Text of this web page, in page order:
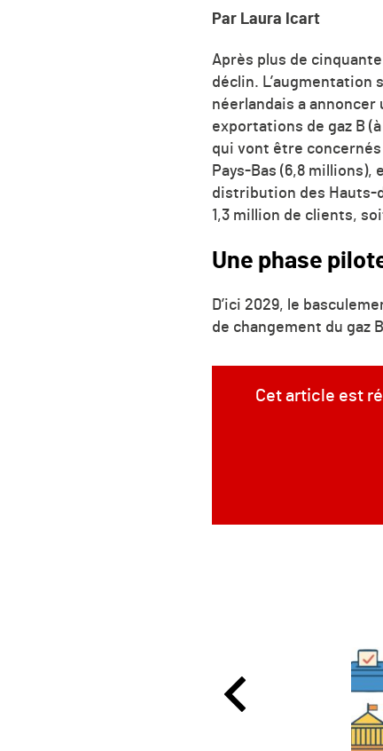
Par Laura Icart
Après plus de
déclin.
néerlandais a
exportations de gaz B
qui vont être concernés
Pays-Bas (6,8 millions),
distribution des Hauts-
1,3 million de clients,
Une phase
D’ici 2029, le
de changement du gaz
Cet article est